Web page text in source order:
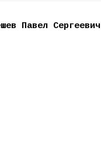
Павел Сергеевич